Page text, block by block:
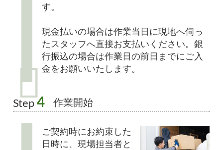
す。
現金払いの場合は作業当日に現地へ伺っ
たスタッフへ直接お支払いください。銀
行振込の場合は作業日の前日までにご入
金をお願いいたします。
Step 4 作業開始
ご契約時にお約束した
日時に、現場担当者と